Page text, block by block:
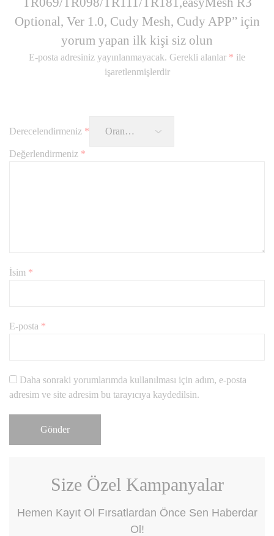
Optional, Ver 1.0, Cudy Mesh, Cudy APP” için
yorum yapan ilk kişi siz olun
E-posta adresiniz yayınlanmayacak. Gerekli alanlar * ile
işaretlenmişlerdir
Derecelendirmeniz *
Değerlendirmeniz *
İsim *
E-posta *
Daha sonraki yorumlarımda kullanılması için adım, e-posta
adresim ve site adresim bu tarayıcıya kaydedilsin.
Size Özel Kampanyalar
Hemen Kayıt Ol Fırsatlardan Önce Sen Haberdar
Ol!